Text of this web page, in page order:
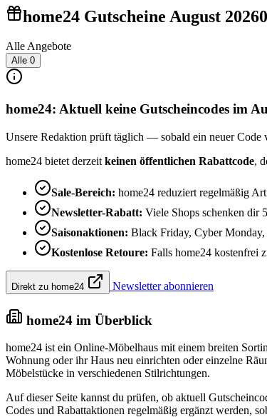
home24 Gutscheine August 20260
Alle Angebote
Alle 0
home24: Aktuell keine Gutscheincodes im
Unsere Redaktion prüft täglich — sobald ein neuer Code
home24 bietet derzeit keinen öffentlichen Rabattcode,
Sale-Bereich: home24 reduziert regelmäßig
Newsletter-Rabatt: Viele Shops schenken dir
Saisonaktionen: Black Friday, Cyber Monday,
Kostenlose Retoure: Falls home24 kostenfrei
Direkt zu home24 Newsletter abonnieren
home24 im Überblick
home24 ist ein Online-Möbelhaus mit einem breiten
Wohnung oder ihr Haus neu einrichten oder einzelne
Möbelstücke in verschiedenen Stilrichtungen.
Auf dieser Seite kannst du prüfen, ob aktuell
Codes und Rabattaktionen regelmäßig ergänzt werden,